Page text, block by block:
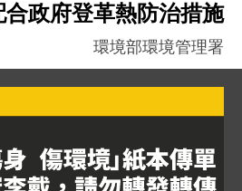
政府登革熱防治措施
環境部環境管理署